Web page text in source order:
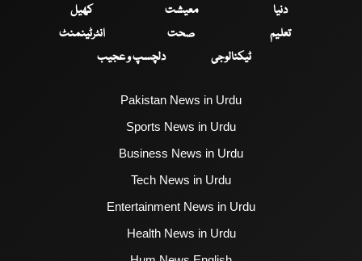
دنیا
معیشت
کھیل
تعلیم
صحت
انٹرٹینمنٹ
ٹیکنالوجی
دلچسپ و عجیب
Pakistan News in Urdu
Sports News in Urdu
Business News in Urdu
Tech News in Urdu
Entertainment News in Urdu
Health News in Urdu